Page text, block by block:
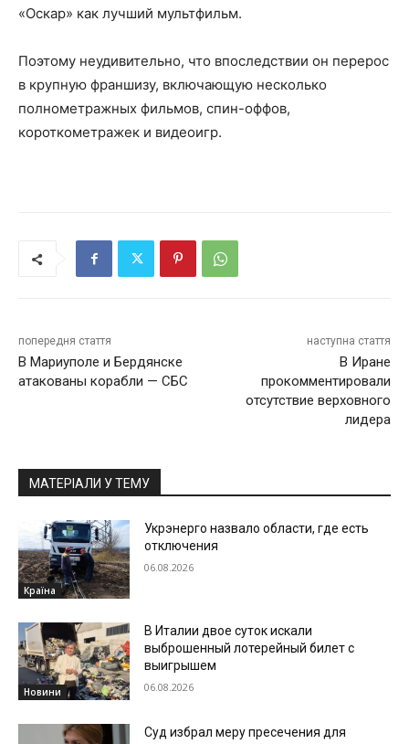
«Оскар» как лучший мультфильм.
Поэтому неудивительно, что впоследствии он перерос
в крупную франшизу, включающую несколько
полнометражных фильмов, спин-оффов,
короткометражек и видеоигр.
попередня стаття
В Мариуполе и Бердянске
атакованы корабли — СБС
наступна стаття
В Иране
прокомментировали
отсутствие верховного
лидера
МАТЕРІАЛИ У ТЕМУ
Країна
Укрэнерго назвало области, где есть
отключения
06.08.2026
Новини
В Италии двое суток искали
выброшенный лотерейный билет с
выигрышем
06.08.2026
Суд избрал меру пресечения для